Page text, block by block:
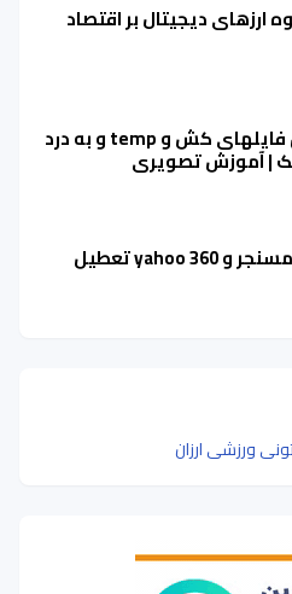
ارزهای دیجیتال بر اقتصاد
پاک کردن فایلهای کش و temp و به درد
| آموزش تصویری
چرا یاهو مسنجر و yahoo 360 تعطیل
ورزشی ارزان